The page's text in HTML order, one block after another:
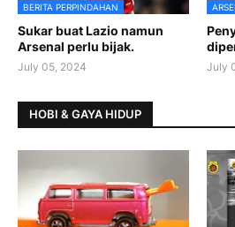
BERITA PERPINDAHAN
Sukar buat Lazio namun
Arsenal perlu bijak.
July 05, 2024 July
HOBI & GAYA HIDUP